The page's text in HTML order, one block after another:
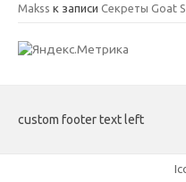
Makss к записи Секреты Goat
custom footer text left